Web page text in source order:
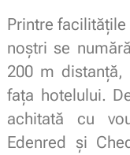
Printre
noștri se
200 m
fața hotelului.
achitată cu
Edenred și